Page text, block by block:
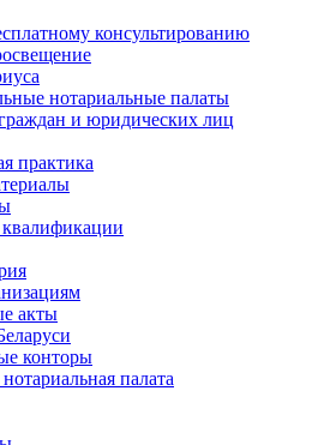
консультированию
нотариальные палаты
и юридических лиц
практика
акты
конторы
палата